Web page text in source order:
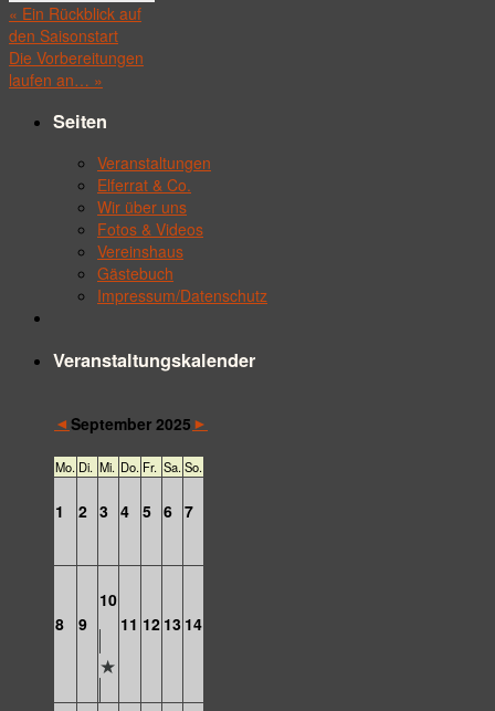
« Ein Rückblick auf
den Saisonstart
Die Vorbereitungen
laufen an… »
Seiten
Veranstaltungen
Elferrat & Co.
Wir über uns
Fotos & Videos
Vereinshaus
Gästebuch
Impressum/Datenschutz
Veranstaltungskalender
◄ September 2025 ►
Mo. Di. Mi. Do. Fr. Sa. So.
1 2 3 4 5 6 7
8 9
10
11 12 13 14